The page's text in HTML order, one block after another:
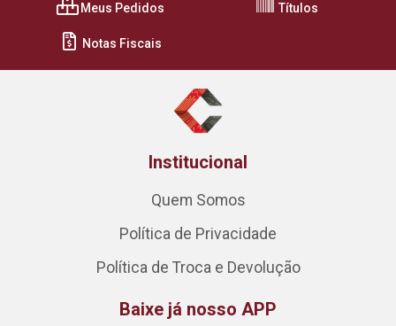
Meus Pedidos Títulos
Notas Fiscais
Institucional
Quem Somos
Política de Privacidade
Política de Troca e Devolução
Baixe já nosso APP